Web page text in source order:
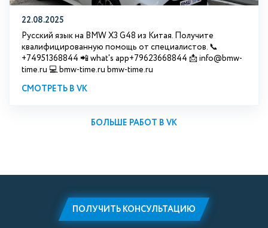
22.08.2025
Русский язык на BMW X3 G48 из Китая. Получите
квалифицированную помощь от специалистов. 📞
+74951368844 📲 what's app+79623668844 📩 info@bmw-
time.ru 💻 bmw-time.ru bmw-time.ru
СМОТРЕТЬ В VK
БОЛЬШЕ РАБОТ В VK
ПОЛУЧИТЬ КОНСУЛЬТАЦИЮ